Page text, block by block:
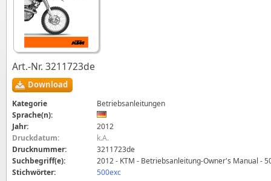
Art.-Nr. 3211723de
Download
Kategorie
Betriebsanleitungen
Sprache(n):
Jahr:
2012
Druckdatum:
k.A.
Drucknummer:
3211723de
Suchbegriff(e):
2012 - KTM - Betriebsanleitung-Owner's Manual -
Stichwörter:
500exc